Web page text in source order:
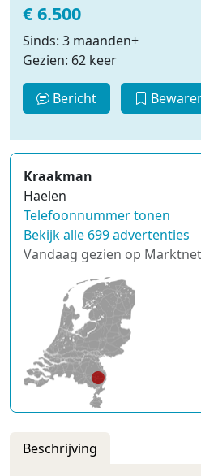
€ 6.500
Sinds: 3 maanden+
Gezien: 62 keer
Bericht
Kraakman
Haelen
Telefoonnummer tonen
Bekijk alle 699 advertenties
Vandaag gezien op Marktnet
Beschrijving